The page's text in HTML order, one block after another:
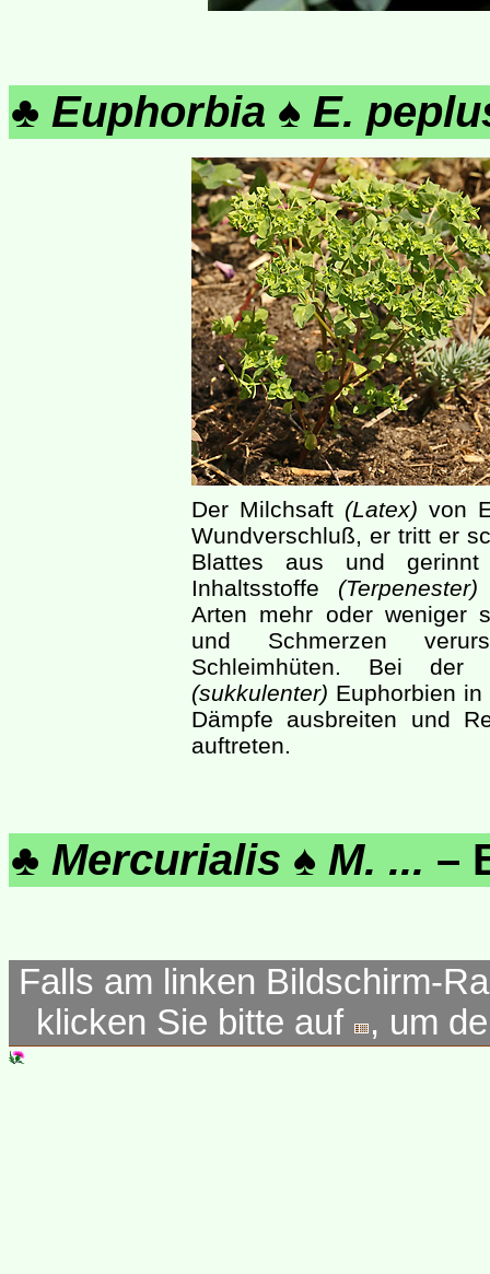
♣ Euphorbia ♠ E.
Der Milchsaft (Latex) von
Wundverschluß, er tritt er
Blattes aus und gerinnt
Inhaltsstoffe (Terpenester)
Arten mehr oder weniger
und Schmerzen
Schleimhüten. Bei der
(sukkulenter) Euphorbien
Dämpfe ausbreiten und
auftreten.
♣ Mercurialis ♠ M. ... –
Falls am linken Bildschirm-
klicken Sie bitte auf
, um